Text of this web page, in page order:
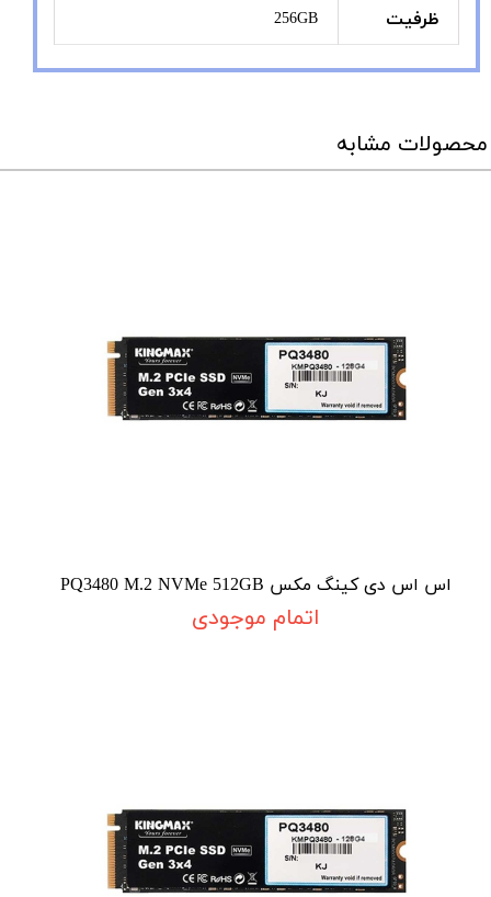
ظرفیت 256GB
محصولات مشابه
اس اس دی کینگ مکس PQ3480 M.2 NVMe 512GB
اتمام موجودی